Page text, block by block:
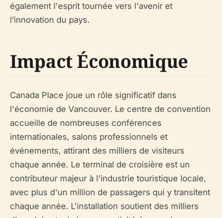
également l'esprit tournée vers l'avenir et
l’innovation du pays.
Impact Économique
Canada Place joue un rôle significatif dans
l'économie de Vancouver. Le centre de convention
accueille de nombreuses conférences
internationales, salons professionnels et
événements, attirant des milliers de visiteurs
chaque année. Le terminal de croisière est un
contributeur majeur à l'industrie touristique locale,
avec plus d'un million de passagers qui y transitent
chaque année. L'installation soutient des milliers